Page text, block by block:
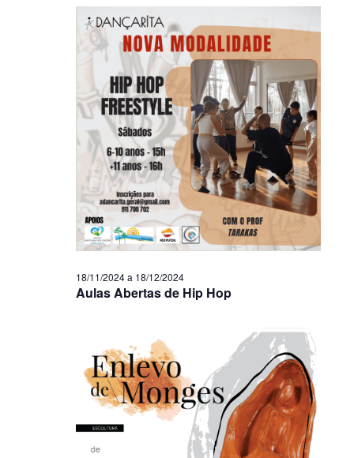
Aulas Abertas de Hip Hop
18/11/2024a 18/12/2024